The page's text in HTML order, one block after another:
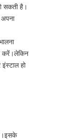
सकती है।
करें।लेकिन
हो